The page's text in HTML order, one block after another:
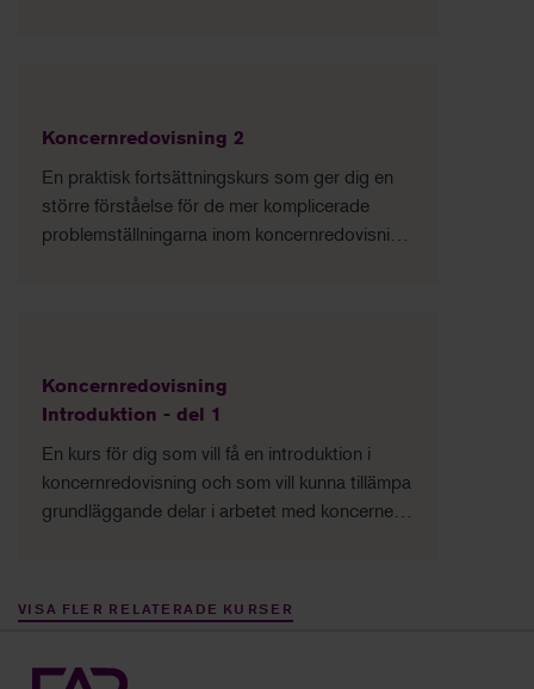
Koncernredovisning 2
En praktisk fortsättningskurs som ger dig en
större förståelse för de mer komplicerade
problemställningarna inom koncernredovisning
Koncernredovisning
Introduktion - del 1
En kurs för dig som vill få en introduktion i
koncernredovisning och som vill kunna tillämpa
grundläggande delar i arbetet med koncernens
VISA FLER RELATERADE KURSER